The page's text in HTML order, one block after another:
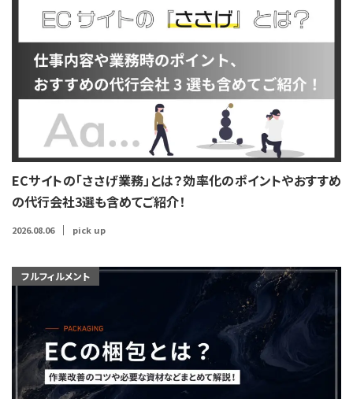
ECサイトの「ささげ業務」とは？効率化のポイントやおすすめ
の代行会社3選も含めてご紹介！
2026.08.06 pick up
フルフィルメント